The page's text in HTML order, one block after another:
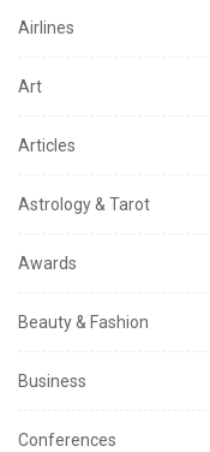
Airlines
Art
Articles
Astrology & Tarot
Awards
Beauty & Fashion
Business
Conferences